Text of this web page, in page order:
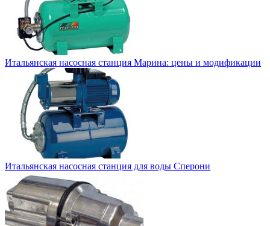
Итальянская насосная станция Марина: цены и модификации
Итальянская насосная станция для воды Сперони